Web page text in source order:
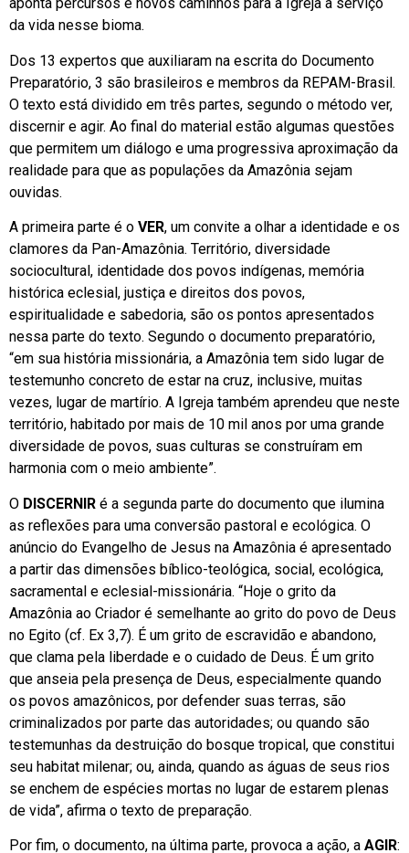
aponta percursos e novos caminhos para a Igreja a serviço
da vida nesse bioma.
Dos 13 expertos que auxiliaram na escrita do Documento
Preparatório, 3 são brasileiros e membros da REPAM-Brasil.
O texto está dividido em três partes, segundo o método ver,
discernir e agir. Ao final do material estão algumas questões
que permitem um diálogo e uma progressiva aproximação da
realidade para que as populações da Amazônia sejam
ouvidas.
A primeira parte é o VER, um convite a olhar a identidade e os
clamores da Pan-Amazônia. Território, diversidade
sociocultural, identidade dos povos indígenas, memória
histórica eclesial, justiça e direitos dos povos,
espiritualidade e sabedoria, são os pontos apresentados
nessa parte do texto. Segundo o documento preparatório,
“em sua história missionária, a Amazônia tem sido lugar de
testemunho concreto de estar na cruz, inclusive, muitas
vezes, lugar de martírio. A Igreja também aprendeu que neste
território, habitado por mais de 10 mil anos por uma grande
diversidade de povos, suas culturas se construíram em
harmonia com o meio ambiente”.
O DISCERNIR é a segunda parte do documento que ilumina
as reflexões para uma conversão pastoral e ecológica. O
anúncio do Evangelho de Jesus na Amazônia é apresentado
a partir das dimensões bíblico-teológica, social, ecológica,
sacramental e eclesial-missionária. “Hoje o grito da
Amazônia ao Criador é semelhante ao grito do povo de Deus
no Egito (cf. Ex 3,7). É um grito de escravidão e abandono,
que clama pela liberdade e o cuidado de Deus. É um grito
que anseia pela presença de Deus, especialmente quando
os povos amazônicos, por defender suas terras, são
criminalizados por parte das autoridades; ou quando são
testemunhas da destruição do bosque tropical, que constitui
seu habitat milenar; ou, ainda, quando as águas de seus rios
se enchem de espécies mortas no lugar de estarem plenas
de vida”, afirma o texto de preparação.
Por fim, o documento, na última parte, provoca a ação, a AGIR: